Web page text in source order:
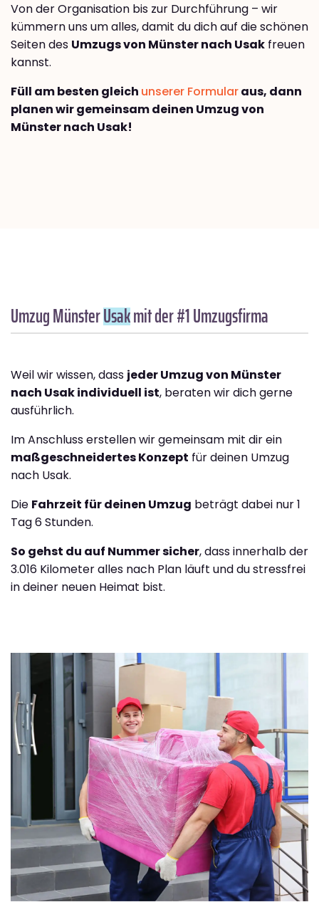
Von der Organisation bis zur Durchführung – wir
kümmern uns um alles, damit du dich auf die schönen
Seiten des Umzugs von Münster nach Usak freuen
kannst.
Füll am besten gleich unserer Formularaus, dann
planen wir gemeinsam deinen Umzug von
Münster nach Usak!
Umzug MünsterUsakmit der #1 Umzugsfirma
Weil wir wissen, dass jeder Umzug von Münster
nach Usak individuell ist, beraten wir dich gerne
ausführlich.
Im Anschluss erstellen wir gemeinsam mit dir ein
maßgeschneidertes Konzept für deinen Umzug
nach Usak.
Die Fahrzeit für deinen Umzug beträgt dabei nur 1
Tag 6 Stunden.
So gehst du auf Nummer sicher, dass innerhalb der
3.016 Kilometer alles nach Plan läuft und du stressfrei
in deiner neuen Heimat bist.